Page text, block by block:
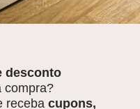
desconto
compra?
receba cupons,